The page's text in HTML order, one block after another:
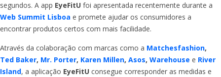
segundos. A app EyeFitU foi apresentada recentemente durante a
Web Summit Lisboa e promete ajudar os consumidores a
encontrar produtos certos com mais facilidade.
Através da colaboração com marcas como a Matchesfashion,
Ted Baker, Mr. Porter, Karen Millen, Asos, Warehouse e River
Island, a aplicação EyeFitU consegue corresponder as medidas e